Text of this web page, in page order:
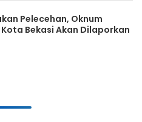
Pelecehan, Oknum
Bekasi Akan Dilaporkan